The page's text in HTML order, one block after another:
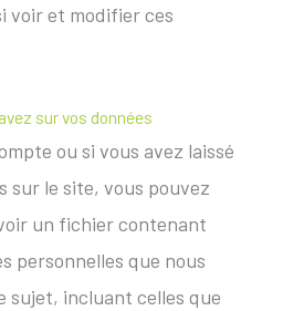
voir et modifier ces
sur vos données
ou si vous avez laissé
sur le site, vous pouvez
un fichier contenant
personnelles que nous
sujet, incluant celles que